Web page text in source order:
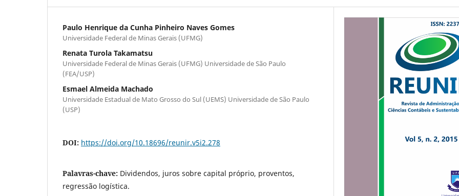
Paulo Henrique da Cunha Pinheiro Naves Gomes
Universidade Federal de Minas Gerais (UFMG)
Renata Turola Takamatsu
Universidade Federal de Minas Gerais (UFMG) Universidade de São Paulo
(FEA/USP)
Esmael Almeida Machado
Universidade Estadual de Mato Grosso do Sul (UEMS) Universidade de São Paulo
(USP)
DOI: https://doi.org/10.18696/reunir.v5i2.278
Palavras-chave: Dividendos, juros sobre capital próprio, proventos,
regressão logística.